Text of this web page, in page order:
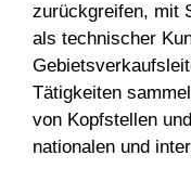
zurückgreifen, mit
als technischer
Tätigkeiten
von Kopfstellen
nationalen und